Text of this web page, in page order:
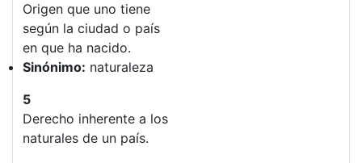
Origen que uno tiene
según la ciudad o país
en que ha nacido.
Sinónimo: naturaleza
5
Derecho inherente a los
naturales de un país.